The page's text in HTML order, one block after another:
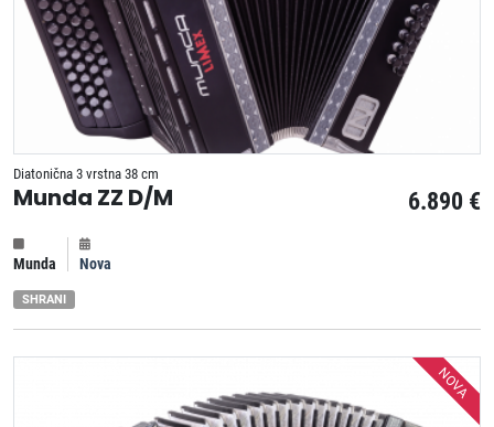
Diatonična 3 vrstna 38 cm
6.890 €
Munda ZZ D/M
Munda Nova
SHRANI
NOVA